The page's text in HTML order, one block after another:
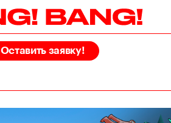
Оставить заявку!